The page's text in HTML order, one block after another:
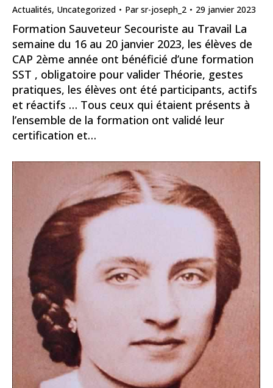
Actualités, Uncategorized Parsr-joseph_2 29 janvier 2023
Formation Sauveteur Secouriste au Travail La
semaine du 16 au 20 janvier 2023, les élèves de
CAP 2ème année ont bénéficié d’une formation
SST , obligatoire pour valider Théorie, gestes
pratiques, les élèves ont été participants, actifs
et réactifs … Tous ceux qui étaient présents à
l’ensemble de la formation ont validé leur
certification et…